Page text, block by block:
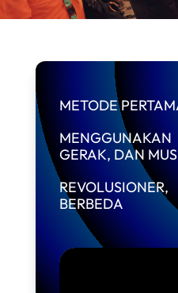
METODE
MENGGUNAKAN
GERAK, DAN
BERBEDA